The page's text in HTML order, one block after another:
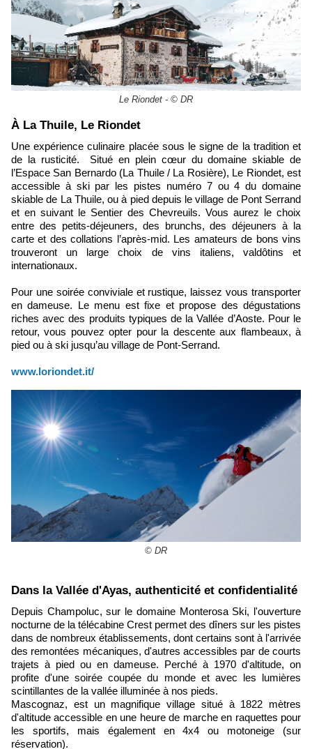
Le Riondet - © DR
​À La Thuile, Le Riondet
Une expérience culinaire placée sous le signe de la tradition et
de la rusticité. Situé en plein cœur du domaine skiable de
l’Espace San Bernardo (La Thuile / La Rosière), Le Riondet, est
accessible à ski par les pistes numéro 7 ou 4 du domaine
skiable de La Thuile, ou à pied depuis le village de Pont Serrand
et en suivant le Sentier des Chevreuils. Vous aurez le choix
entre des petits-déjeuners, des brunchs, des déjeuners à la
carte et des collations l’après-mid. Les amateurs de bons vins
trouveront un large choix de vins italiens, valdôtins et
internationaux.
Pour une soirée conviviale et rustique, laissez vous transporter
en dameuse. Le menu est fixe et propose des dégustations
riches avec des produits typiques de la Vallée d’Aoste. Pour le
retour, vous pouvez opter pour la descente aux flambeaux, à
pied ou à ski jusqu’au village de Pont-Serrand.
www.loriondet.it/
© DR
​Dans la Vallée d'Ayas, authenticité et confidentialité
Depuis Champoluc, sur le domaine Monterosa Ski, l'ouverture
nocturne de la télécabine Crest permet des dîners sur les pistes
dans de nombreux établissements, dont certains sont à l'arrivée
des remontées mécaniques, d'autres accessibles par de courts
trajets à pied ou en dameuse. Perché à 1970 d'altitude, on
profite d'une soirée coupée du monde et avec les lumières
scintillantes de la vallée illuminée à nos pieds.
Mascognaz, est un magnifique village situé à 1822 mètres
d'altitude accessible en une heure de marche en raquettes pour
les sportifs, mais également en 4x4 ou motoneige (sur
réservation).